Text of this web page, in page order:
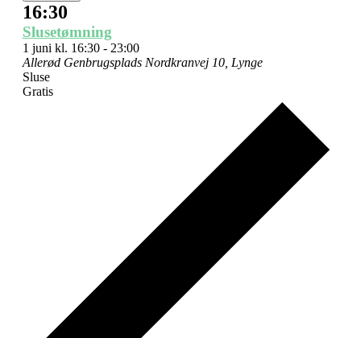
16:30
Slusetømning
1 juni kl. 16:30- 23:00
Allerød Genbrugsplads Nordkranvej 10, Lynge
Sluse
Gratis